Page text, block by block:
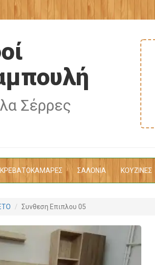
Σέρρες
ΚΡΕΒΑΤΟΚΑΜΑΡΕΣ ΣΑΛΟΝΙΑ KΟΥΖΙΝΕΣ
Συνθεση Επιπλου 05